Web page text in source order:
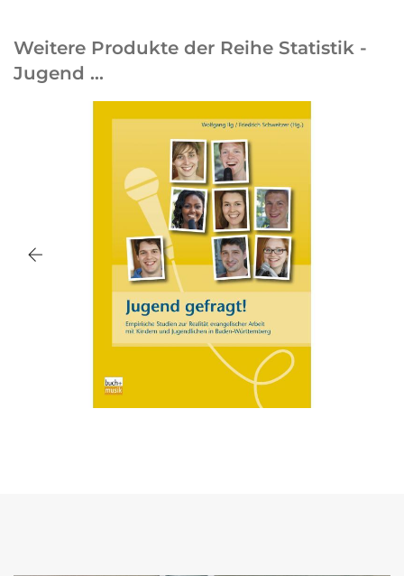
Weitere Produkte der Reihe Statistik -
Jugend …